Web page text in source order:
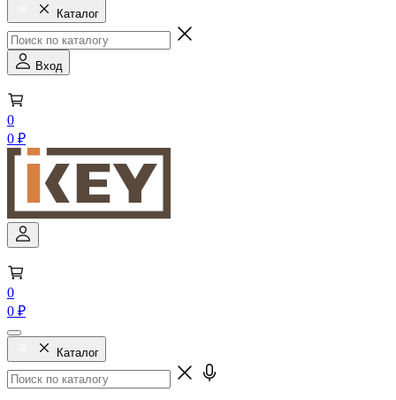
Каталог
Вход
0
0 ₽
0
0 ₽
Каталог